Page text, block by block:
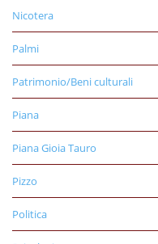
Nicotera
Palmi
Patrimonio/Beni culturali
Piana
Piana Gioia Tauro
Pizzo
Politica